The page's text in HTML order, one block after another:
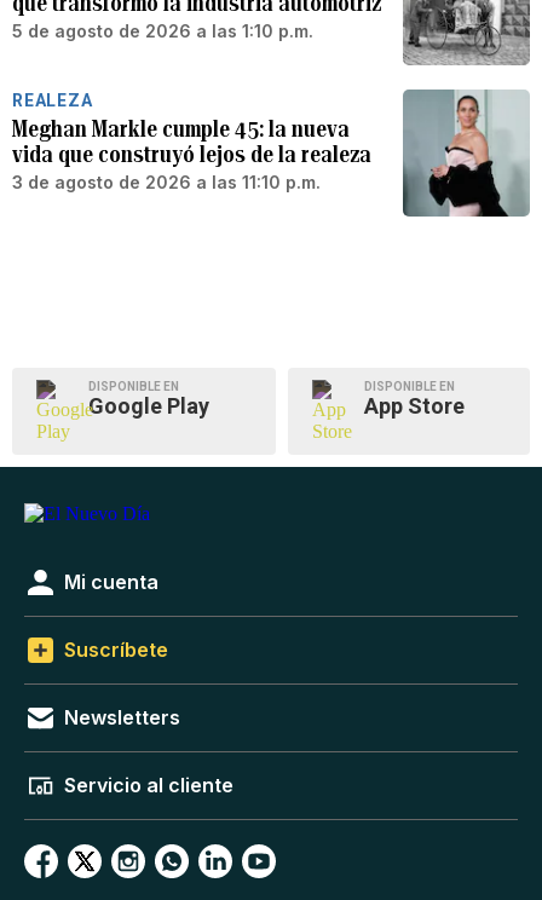
5 de agosto de 2026 a las 1:10 p.m.
REALEZA
Meghan Markle cumple 45: la nueva
vida que construyó lejos de la realeza
3 de agosto de 2026 a las 11:10 p.m.
DISPONIBLE EN
Google Play
DISPONIBLE EN
App Store
Mi cuenta
Suscríbete
Newsletters
Servicio al cliente